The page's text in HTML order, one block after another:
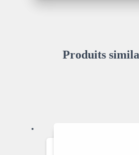
Produits